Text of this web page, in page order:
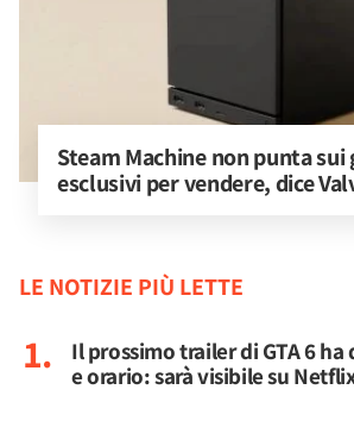
Steam Machine non punta sui
esclusivi per vendere, dice
LE NOTIZIE PIÙ LETTE
Il prossimo trailer di GTA 6 ha
e orario: sarà visibile su